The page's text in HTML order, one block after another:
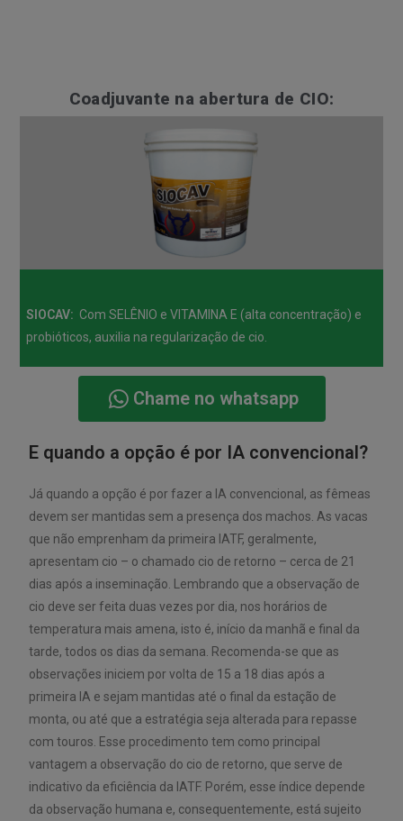
Coadjuvante na abertura de CIO:
SIOCAV: Com SELÊNIO e VITAMINA E (alta concentração) e
probióticos, auxilia na regularização de cio.
Chame no whatsapp
E quando a opção é por IA convencional?
Já quando a opção é por fazer a IA convencional, as fêmeas
devem ser mantidas sem a presença dos machos. As vacas
que não emprenham da primeira IATF, geralmente,
apresentam cio – o chamado cio de retorno – cerca de 21
dias após a inseminação. Lembrando que a observação de
cio deve ser feita duas vezes por dia, nos horários de
temperatura mais amena, isto é, início da manhã e final da
tarde, todos os dias da semana. Recomenda-se que as
observações iniciem por volta de 15 a 18 dias após a
primeira IA e sejam mantidas até o final da estação de
monta, ou até que a estratégia seja alterada para repasse
com touros. Esse procedimento tem como principal
vantagem a observação do cio de retorno, que serve de
indicativo da eficiência da IATF. Porém, esse índice depende
da observação humana e, consequentemente, está sujeito